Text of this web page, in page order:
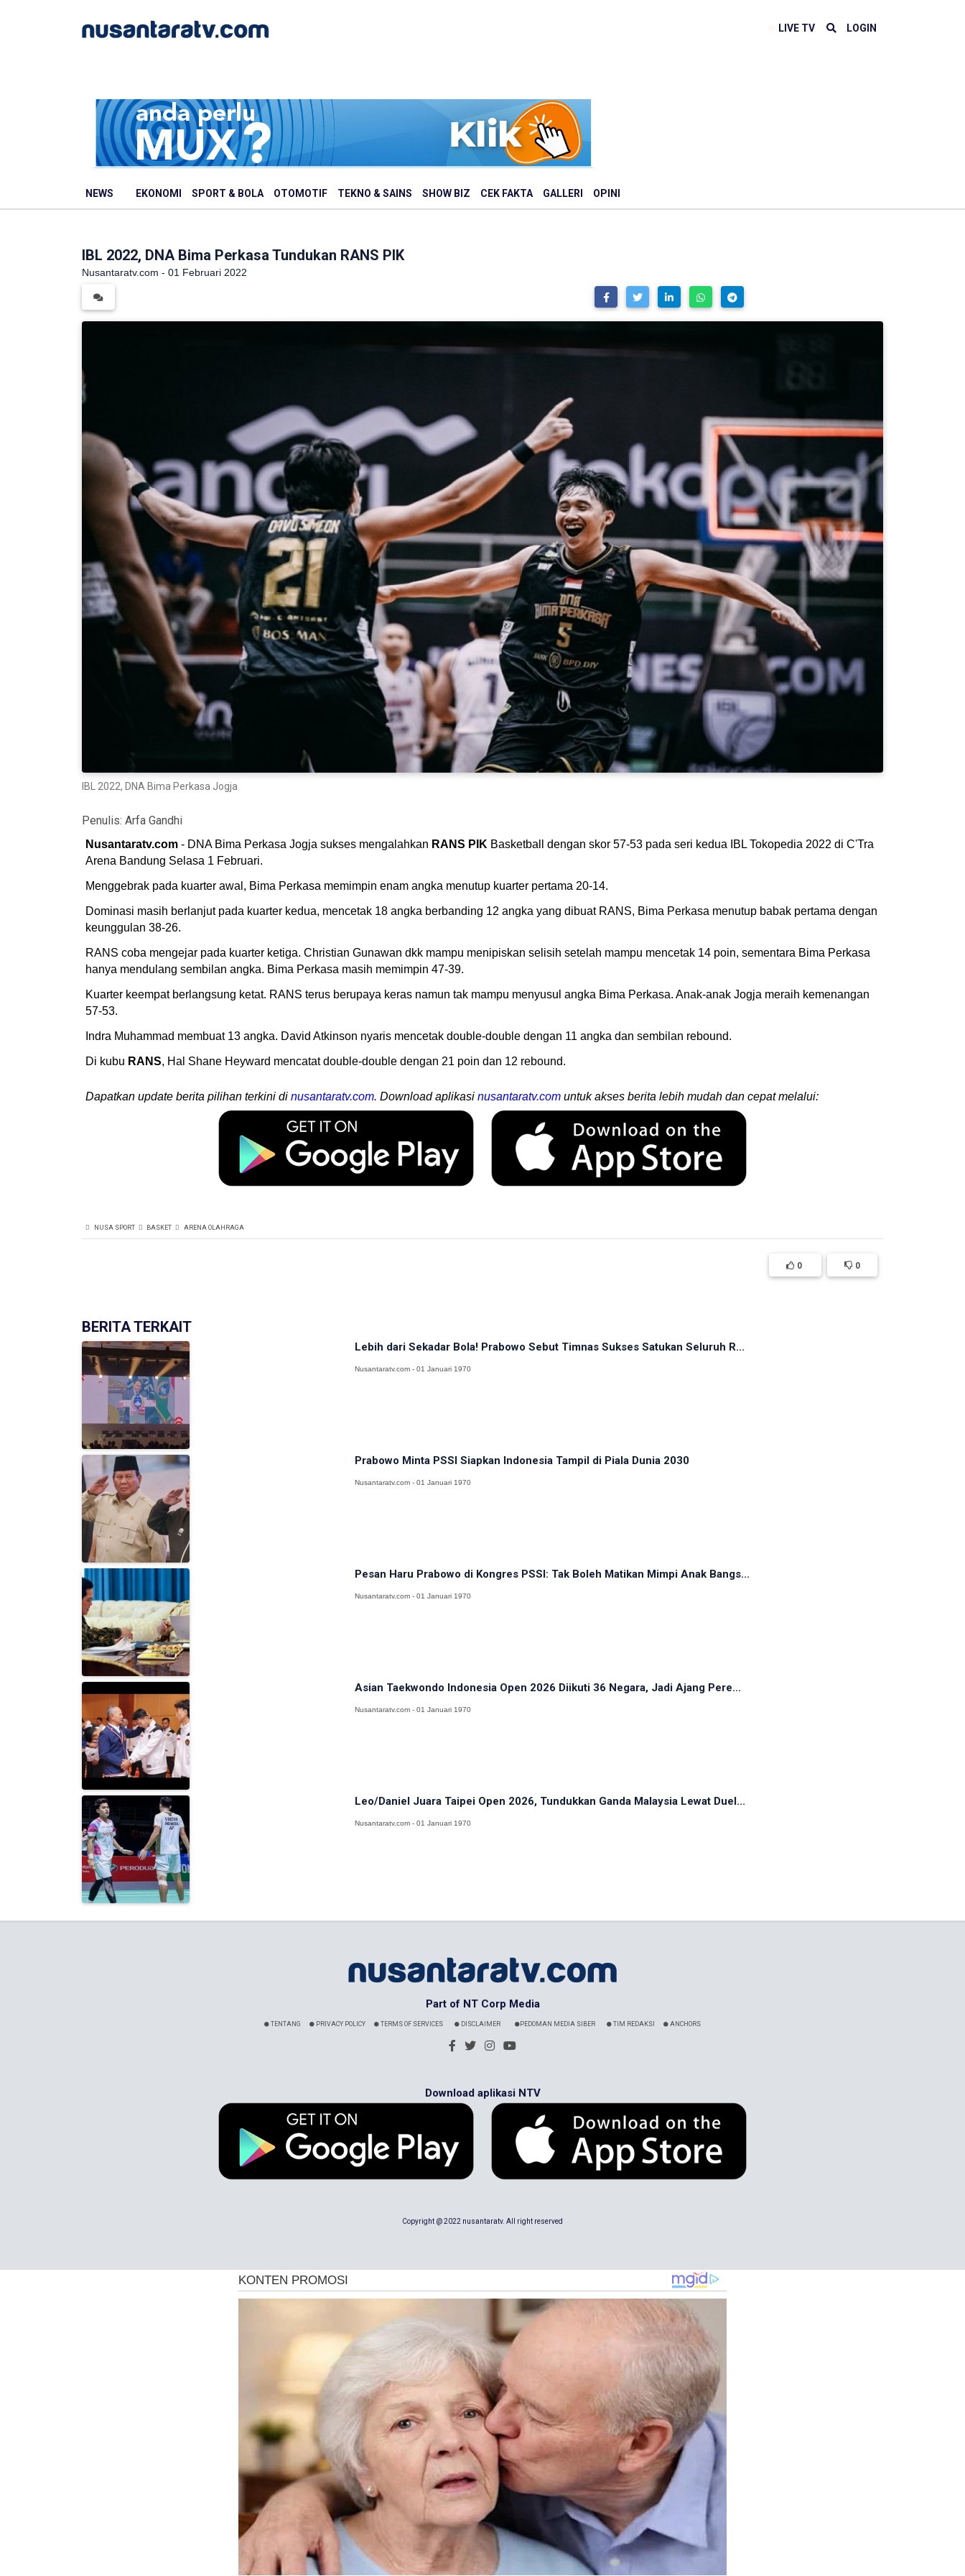
LIVE TV LOGIN
NEWS EKONOMI SPORT & BOLA OTOMOTIF TEKNO & SAINS SHOW BIZ CEK FAKTA GALLERI OPINI
IBL 2022, DNA Bima Perkasa Tundukan RANS PIK
Nusantaratv.com - 01 Februari 2022
IBL 2022, DNA Bima Perkasa Jogja
Penulis: Arfa Gandhi
Nusantaratv.com - DNA Bima Perkasa Jogja sukses mengalahkan RANS PIK Basketball dengan skor 57-53 pada seri kedua IBL Tokopedia 2022 di C'Tra
Arena Bandung Selasa 1 Februari.
Menggebrak pada kuarter awal, Bima Perkasa memimpin enam angka menutup kuarter pertama 20-14.
Dominasi masih berlanjut pada kuarter kedua, mencetak 18 angka berbanding 12 angka yang dibuat RANS, Bima Perkasa menutup babak pertama dengan
keunggulan 38-26.
RANS coba mengejar pada kuarter ketiga. Christian Gunawan dkk mampu menipiskan selisih setelah mampu mencetak 14 poin, sementara Bima Perkasa
hanya mendulang sembilan angka. Bima Perkasa masih memimpin 47-39.
Kuarter keempat berlangsung ketat. RANS terus berupaya keras namun tak mampu menyusul angka Bima Perkasa. Anak-anak Jogja meraih kemenangan
57-53.
Indra Muhammad membuat 13 angka. David Atkinson nyaris mencetak double-double dengan 11 angka dan sembilan rebound.
Di kubu RANS, Hal Shane Heyward mencatat double-double dengan 21 poin dan 12 rebound.
Dapatkan update berita pilihan terkini di nusantaratv.com. Download aplikasi nusantaratv.com untuk akses berita lebih mudah dan cepat melalui:
NUSA SPORT BASKET ARENA OLAHRAGA
0 0
BERITA TERKAIT
Lebih dari Sekadar Bola! Prabowo Sebut Timnas Sukses Satukan Seluruh R...
Nusantaratv.com - 01 Januari 1970
Prabowo Minta PSSI Siapkan Indonesia Tampil di Piala Dunia 2030
Nusantaratv.com - 01 Januari 1970
Pesan Haru Prabowo di Kongres PSSI: Tak Boleh Matikan Mimpi Anak Bangs...
Nusantaratv.com - 01 Januari 1970
Asian Taekwondo Indonesia Open 2026 Diikuti 36 Negara, Jadi Ajang Pere...
Nusantaratv.com - 01 Januari 1970
Leo/Daniel Juara Taipei Open 2026, Tundukkan Ganda Malaysia Lewat Duel...
Nusantaratv.com - 01 Januari 1970
Part of NT Corp Media
TENTANG PRIVACY POLICY TERMS OF SERVICES DISCLAIMER PEDOMAN MEDIA SIBER TIM REDAKSI ANCHORS
Download aplikasi NTV
Copyright @ 2022 nusantaratv. All right reserved